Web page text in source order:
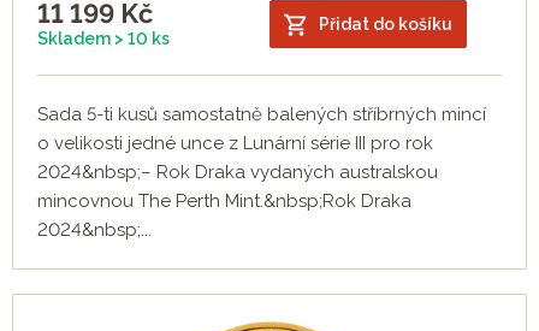
11 199 Kč
Skladem > 10 ks
Přidat do košíku
Sada 5-ti kusů samostatně balených stříbrných mincí
o velikosti jedné unce z Lunární série III pro rok
2024&nbsp;– Rok Draka vydaných australskou
mincovnou The Perth Mint.&nbsp;Rok Draka
2024&nbsp;...